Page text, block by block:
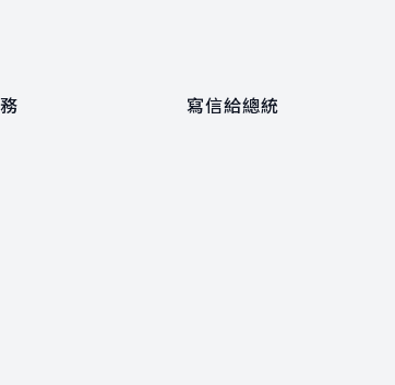
寫信給總統